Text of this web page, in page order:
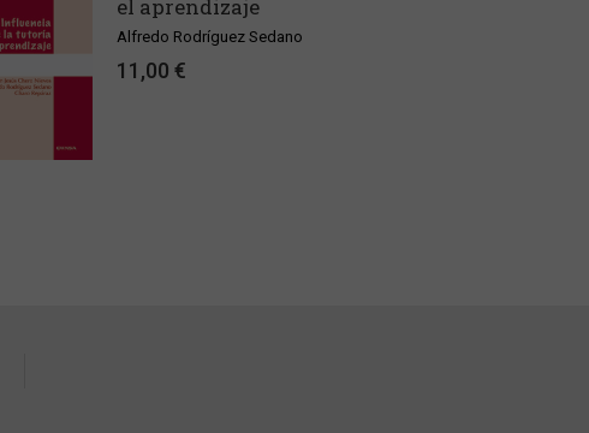
el aprendizaje
Alfredo Rodríguez Sedano
11,00 €